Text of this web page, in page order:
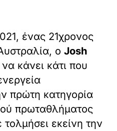
ένας 21χρονος
οJosh
κάνει κάτι που
πρώτη κατηγορία
πρωταθλήματος
εκείνη την